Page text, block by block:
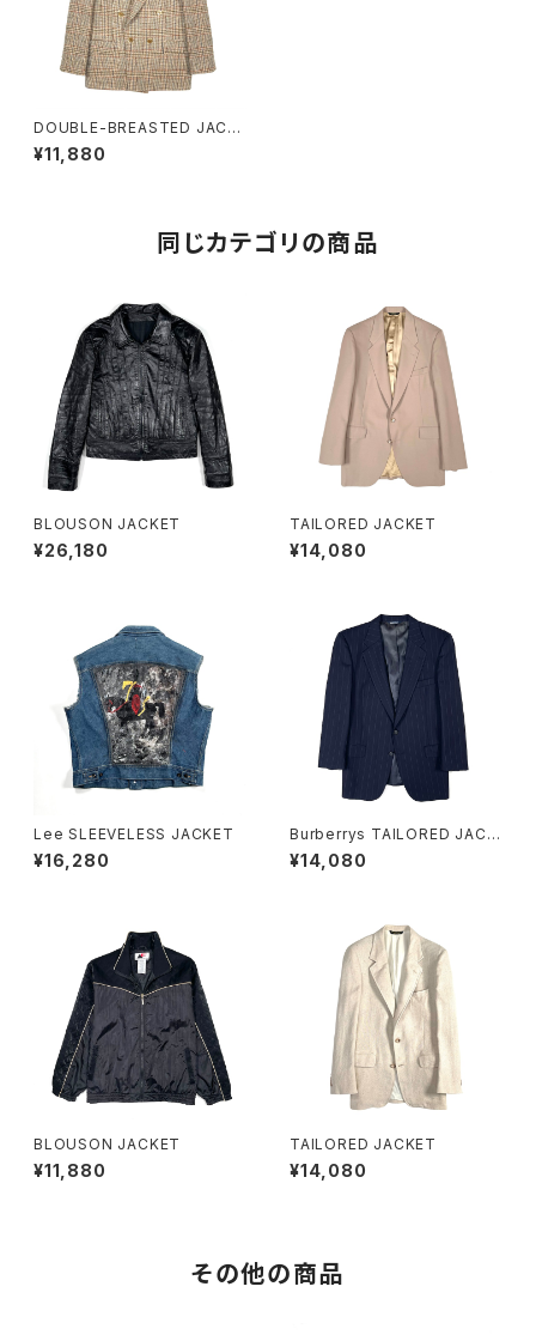
DOUBLE-BREASTED JACK
ET
¥11,880
同じカテゴリの商品
BLOUSON JACKET
¥26,180
TAILORED JACKET
¥14,080
Lee SLEEVELESS JACKET
¥16,280
Burberrys TAILORED JACK
ET
¥14,080
BLOUSON JACKET
¥11,880
TAILORED JACKET
¥14,080
その他の商品